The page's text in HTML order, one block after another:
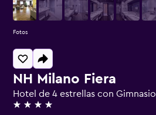
NH Milano Fiera
Hotel de 4 estrellas con Gimnasio
4 estrellas
Fotos